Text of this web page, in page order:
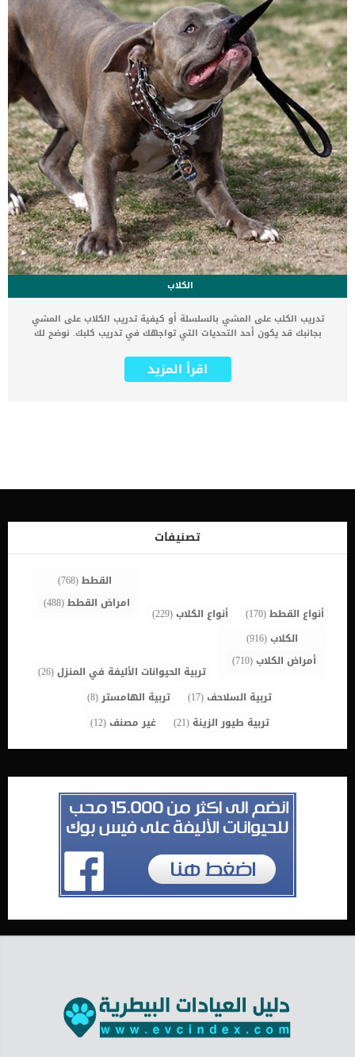
واختبارات التصوير ومزرعة البول.يتم وضع الكلب […]
الكلاب
تدريب الكلب على المشي بالسلسلة أو كيفية تدريب الكلاب على المشي
بجانبك قد يكون أحد التحديات التي تواجهك في تدريب كلبك. نوضح لك
بها. عادة ما تحتاج الكلاب إلى صديق ماهر وخبير في تربيتها، حيث تذهب
معه في نزهة فيسحبها بشكل مناسب بحيث يمنعها من سحب وشد
الممكن أن ينفصل الكلب عن صاحبه أو يصيبه أي مكروه أثناء المشي. على
الكلب من المخاطر المحتملة أثناء التجول وتقلل من وقت المشي إلا أن
ذلك يحتاج إلى مهارات عالية للغاية. ويقول خبراء ومدربين الكلاب أن
السلسلة أو الحبل الذي نقود به الكلاب يعتبر من اهم الأشياء […]
اقرأ المزيد
تصنيفات
أنواع القطط(170) أنواع الكلاب(229)
القطط(768)
امراض القطط(488)
الكلاب(916)
أمراض الكلاب(710)
تربية الحيوانات الأليفة في المنزل(26)
تربية السلاحف(17) تربية الهامستر(8)
تربية طيور الزينة (21) غير مصنف(12)